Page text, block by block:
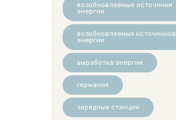
возобновляемые источники
энергии
возобновляемых источников
энергии
выработка энергии
германия
зарядные станции